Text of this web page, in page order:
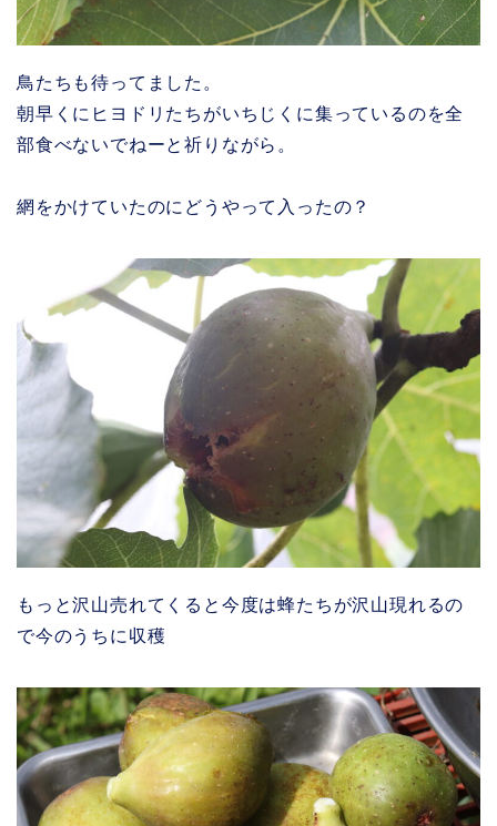
鳥たちも待ってました。
朝早くにヒヨドリたちがいちじくに集っているのを全
部食べないでねーと祈りながら。
網をかけていたのにどうやって入ったの？
もっと沢山売れてくると今度は蜂たちが沢山現れるの
で今のうちに収穫